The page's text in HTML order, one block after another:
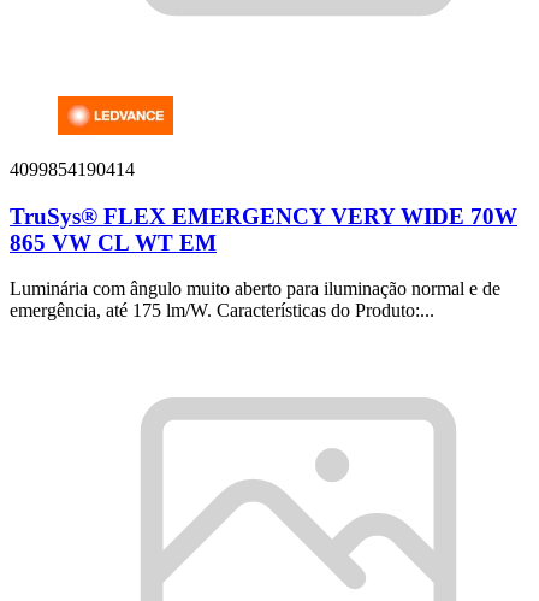
4099854190414
TruSys® FLEX EMERGENCY VERY WIDE 70W
865 VW CL WT EM
Luminária com ângulo muito aberto para iluminação normal e de
emergência, até 175 lm/W. Características do Produto:...